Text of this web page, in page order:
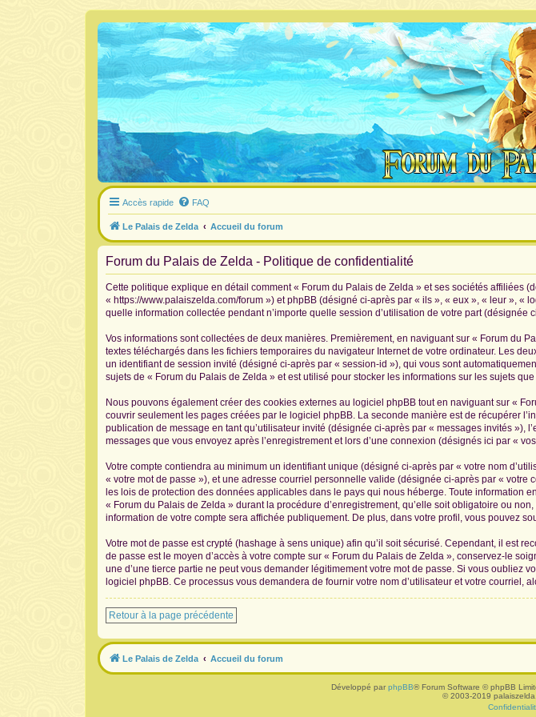
Accès rapide FAQ
Le Palais de Zelda Accueil du forum
Forum du Palais de Zelda - Politique de confidentialité
Cette politique explique en détail comment « Forum du Palais de Zelda » et ses sociétés affiliées
« https://www.palaiszelda.com/forum ») et phpBB (désigné ci-après par « ils », « eux », « leur »,
quelle information collectée pendant n’importe quelle session d’utilisation de votre part (désignée
Vos informations sont collectées de deux manières. Premièrement, en naviguant sur « Forum du
textes téléchargés dans les fichiers temporaires du navigateur Internet de votre ordinateur. Les
un identifiant de session invité (désigné ci-après par « session-id »), qui vous sont
sujets de « Forum du Palais de Zelda » et est utilisé pour stocker les informations sur les sujets
Nous pouvons également créer des cookies externes au logiciel phpBB tout en naviguant sur «
couvrir seulement les pages créées par le logiciel phpBB. La seconde manière est de récupérer
publication de message en tant qu’utilisateur invité (désignée ci-après par « messages invités »),
messages que vous envoyez après l’enregistrement et lors d’une connexion (désignés ici par «
Votre compte contiendra au minimum un identifiant unique (désigné ci-après par « votre nom
« votre mot de passe »), et une adresse courriel personnelle valide (désignée ci-après par «
les lois de protection des données applicables dans le pays qui nous héberge. Toute information
« Forum du Palais de Zelda » durant la procédure d’enregistrement, qu’elle soit obligatoire ou
information de votre compte sera affichée publiquement. De plus, dans votre profil, vous pouvez
Votre mot de passe est crypté (hashage à sens unique) afin qu’il soit sécurisé. Cependant, il est
de passe est le moyen d’accès à votre compte sur « Forum du Palais de Zelda », conservez-le
une d’une tierce partie ne peut vous demander légitimement votre mot de passe. Si vous oubliez
logiciel phpBB. Ce processus vous demandera de fournir votre nom d’utilisateur et votre
Retour à la page précédente
Le Palais de Zelda Accueil du forum
Développé par phpBB® Forum Software © phpBB
© 2003-2019